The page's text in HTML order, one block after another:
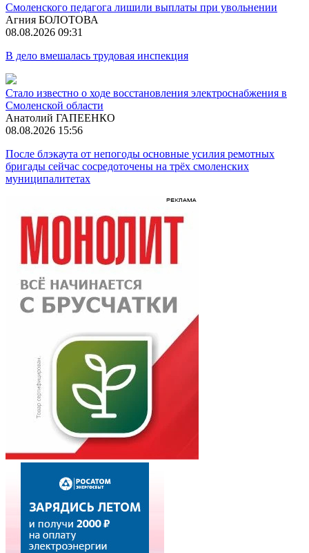
Смоленского педагога лишили выплаты при увольнении
Агния БОЛОТОВА
08.08.2026 09:31
В дело вмешалась трудовая инспекция
Стало известно о ходе восстановления электроснабжения в
Смоленской области
Анатолий ГАПЕЕНКО
08.08.2026 15:56
После блэкаута от непогоды основные усилия ремотных
бригады сейчас сосредоточены на трёх смоленских
муниципалитетах